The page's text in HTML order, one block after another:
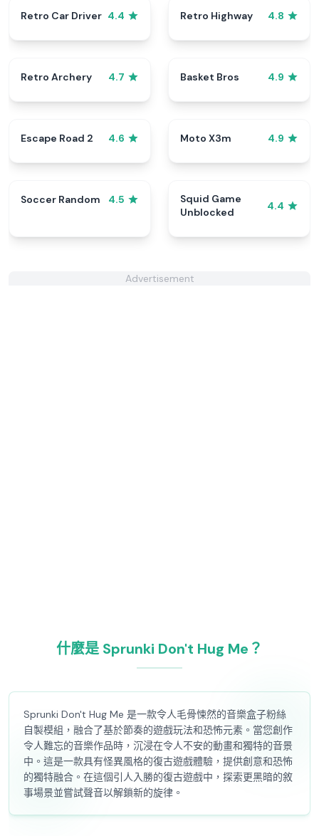
Retro Car Driver 4.4 Retro Highway 4.8
Retro Archery 4.7 Basket Bros 4.9
Escape Road 2 4.6 Moto X3m 4.9
Soccer Random 4.5
Squid Game
Unblocked
4.4
Advertisement
什麼是 Sprunki Don't Hug Me？
Sprunki Don't Hug Me 是一款令人毛骨悚然的音樂盒子粉絲
自製模組，融合了基於節奏的遊戲玩法和恐怖元素。當您創作
令人難忘的音樂作品時，沉浸在令人不安的動畫和獨特的音景
中。這是一款具有怪異風格的復古遊戲體驗，提供創意和恐怖
的獨特融合。在這個引人入勝的復古遊戲中，探索更黑暗的敘
事場景並嘗試聲音以解鎖新的旋律。